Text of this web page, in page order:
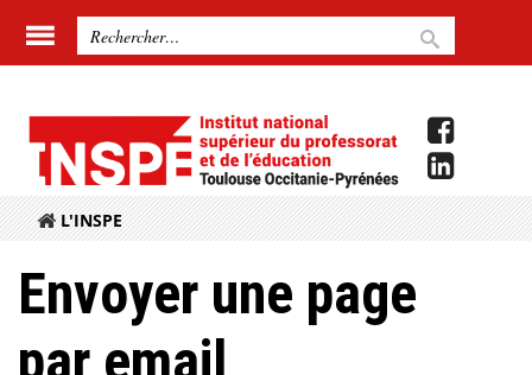
L'INSPE
Envoyer une page